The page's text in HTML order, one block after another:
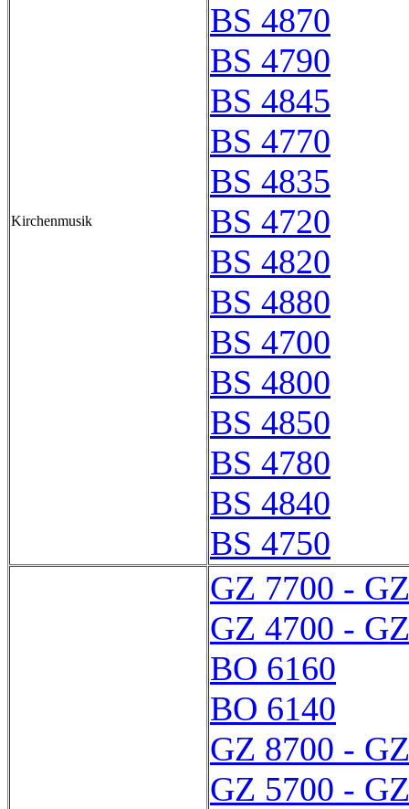
Kirchenmusik
BS 4870
BS 4790
BS 4845
BS 4770
BS 4835
BS 4720
BS 4820
BS 4880
BS 4700
BS 4800
BS 4850
BS 4780
BS 4840
BS 4750
GZ 7700 -
GZ 4700 -
BO 6160
BO 6140
GZ 8700 -
GZ 5700 -